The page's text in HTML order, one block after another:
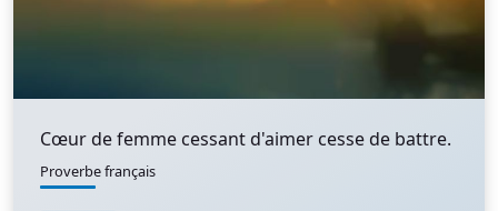
Cœur de femme cessant d'aimer cesse de battre.
Proverbe français